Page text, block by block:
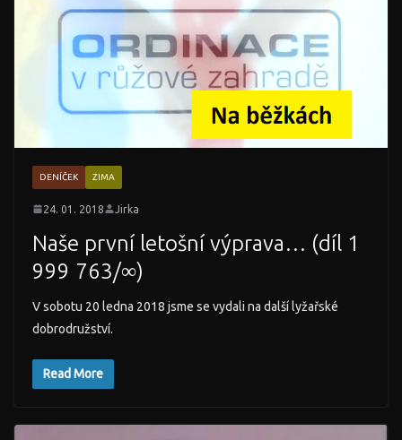
DENÍČEK ZIMA
24. 01. 2018 Jirka
Naše první letošní výprava… (díl 1
999 763/∞)
V sobotu 20 ledna 2018 jsme se vydali na další lyžařské
dobrodružství.
Read More